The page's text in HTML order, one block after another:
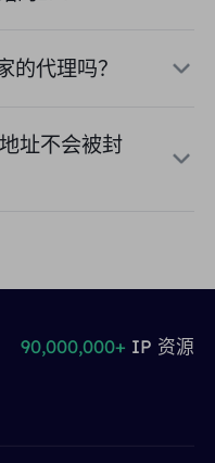
的代理吗？
址不会被封
90,000,000+ IP 资源